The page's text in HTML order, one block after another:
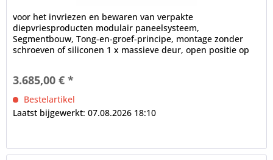
voor het invriezen en bewaren van verpakte
diepvriesproducten modulair paneelsysteem,
Segmentbouw, Tong-en-groef-principe, montage zonder
schroeven of siliconen 1 x massieve deur, open positie op
3.685,00 € *
Bestelartikel
Laatst bijgewerkt: 07.08.2026 18:10